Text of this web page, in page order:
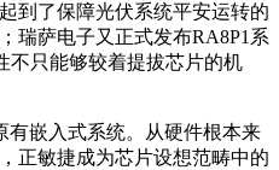
到了保障光伏系统平安运转的
瑞萨电子又正式发布RA8P1系
不只能够较着提拔芯片的机
嵌入式系统。从硬件根本来
正敏捷成为芯片设想范畴中的